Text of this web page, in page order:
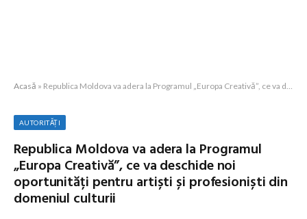
Acasă » Republica Moldova va adera la Programul „Europa Creativă”, ce va deschide noi oportunități pentru artiști și profesioniști din domeniul culturii
AUTORITĂȚI
Republica Moldova va adera la Programul
„Europa Creativă”, ce va deschide noi
oportunități pentru artiști și profesioniști din
domeniul culturii